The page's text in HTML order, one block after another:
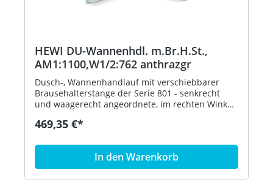
HEWI DU-Wannenhdl. m.Br.H.St.,
AM1:1100,W1/2:762 anthrazgr
Dusch-, Wannenhandlauf mit verschiebbarer
Brausehalterstange der Serie 801 - senkrecht
und waagerecht angeordnete, im rechten Winkel
Befestigungsrosetten und Brausehalter - mit
senkrechter Brausehalterstange - dient im
Dusch- und Wannenbereich zum Festhalten und
Abstützen - senkrechte Länge 1100 mm,
waagerechte Längen 762 mm - 88 mm tief, lichter
469,35 €*
In den Warenkorb